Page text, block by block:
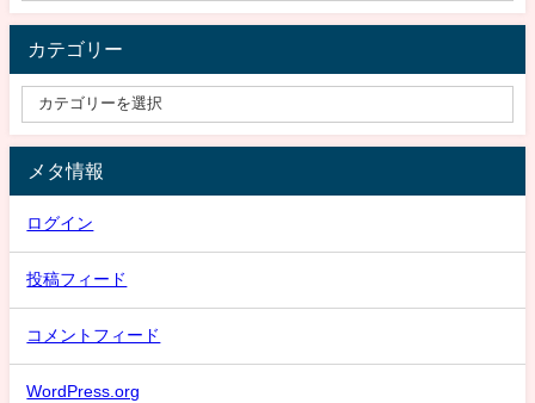
カテゴリー
メタ情報
ログイン
投稿フィード
コメントフィード
WordPress.org